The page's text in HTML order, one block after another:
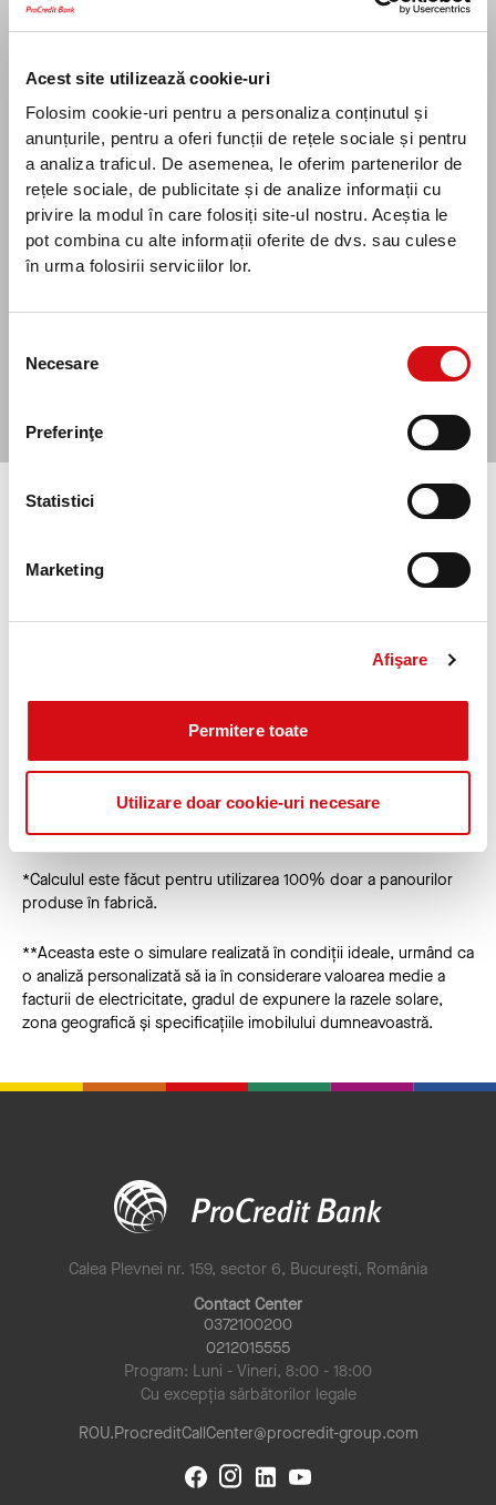
Acest site utilizează cookie-uri
Folosim cookie-uri pentru a personaliza conținutul și
anunțurile, pentru a oferi funcții de rețele sociale și pentru
a analiza traficul. De asemenea, le oferim partenerilor de
rețele sociale, de publicitate și de analize informații cu
privire la modul în care folosiți site-ul nostru. Aceștia le
pot combina cu alte informații oferite de dvs. sau culese
în urma folosirii serviciilor lor.
consimțământului
Necesare
Preferinţe
Statistici
Marketing
Afişare
Permitere toate
Utilizare doar cookie-uri necesare
mod expres cu prelucrarea datelor introduse în
această pagină și că am citit documentul
privind
protecția datelor cu caracter
personal
furnizat de ProCredit Bank în
conformitate cu Regulamentul (UE) nr. 2016/679
privind protecția persoanelor fizice în ceea ce
privește prelucrarea datelor cu caracter personal
și libera circulație a acestor date.
Vreau să fiu contactat
Economie în 25 ani
486,000 €
200,000 € 648,000 € 1,620,000 €
*Calculul este făcut pentru utilizarea 100% doar a panourilor
produse în fabrică.
**Aceasta este o simulare realizată în condiții ideale, urmând ca
o analiză personalizată să ia în considerare valoarea medie a
facturii de electricitate, gradul de expunere la razele solare,
zona geografică și specificațiile imobilului dumneavoastră.
Calea Plevnei nr. 159, sector 6, București, România
Contact Center
0372100200
0212015555
Program: Luni - Vineri, 8:00 - 18:00
Cu excepția sărbătorilor legale
ROU.ProcreditCallCenter@procredit-group.com